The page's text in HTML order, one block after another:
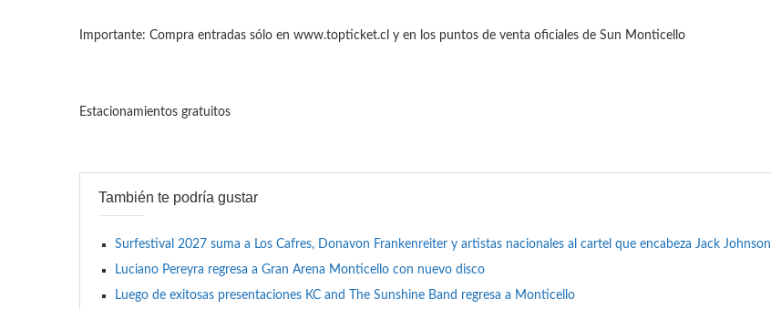
Importante: Compra entradas sólo en www.topticket.cl y en los puntos de venta oficiales de Sun Monticello
Estacionamientos gratuitos
También te podría gustar
Surfestival 2027 suma a Los Cafres, Donavon Frankenreiter y artistas nacionales al cartel que encabeza Jack Johnson
Luciano Pereyra regresa a Gran Arena Monticello con nuevo disco
Luego de exitosas presentaciones KC and The Sunshine Band regresa a Monticello